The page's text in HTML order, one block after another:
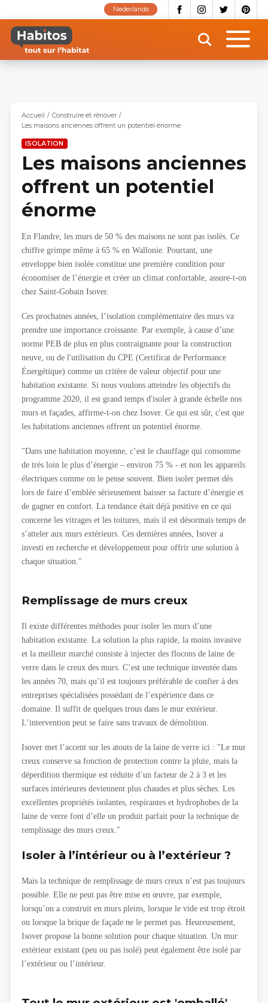
contenu
principal
Nederlands
Accueil
Construire et rénover
Les maisons anciennes offrent un potentiel énorme
ISOLATION
Les maisons anciennes
offrent un potentiel
énorme
En Flandre, les murs de 50 % des maisons ne sont pas isolés. Ce
chiffre grimpe même à 65 % en Wallonie. Pourtant, une
enveloppe bien isolée constitue une première condition pour
économiser de l’énergie et créer un climat confortable, assure-t-on
chez Saint-Gobain Isover.
Ces prochaines années, l’isolation complémentaire des murs va
prendre une importance croissante. Par exemple, à cause d’une
norme PEB de plus en plus contraignante pour la construction
neuve, ou de l'utilisation du CPE (Certificat de Performance
Énergétique) comme un critère de valeur objectif pour une
habitation existante. Si nous voulons atteindre les objectifs du
programme 2020, il est grand temps d'isoler à grande échelle nos
murs et façades, affirme-t-on chez Isover. Ce qui est sûr, c'est que
les habitations anciennes offrent un potentiel énorme.
"Dans une habitation moyenne, c’est le chauffage qui consomme
de très loin le plus d’énergie – environ 75 % - et non les appareils
électriques comme on le pense souvent. Bien isoler permet dès
lors de faire d’emblée sérieusement baisser sa facture d’énergie et
de gagner en confort. La tendance était déjà positive en ce qui
concerne les vitrages et les toitures, mais il est désormais temps de
s’atteler aux murs extérieurs. Ces dernières années, Isover a
investi en recherche et développement pour offrir une solution à
chaque situation."
Remplissage de murs creux
Il existe différentes méthodes pour isoler les murs d’une
habitation existante. La solution la plus rapide, la moins invasive
et la meilleur marché consiste à injecter des flocons de laine de
verre dans le creux des murs. C’est une technique inventée dans
les années 70, mais qu’il est toujours préférable de confier à des
entreprises spécialisées possédant de l’expérience dans ce
domaine. Il suffit de quelques trous dans le mur extérieur.
L’intervention peut se faire sans travaux de démolition.
Isover met l’accent sur les atouts de la laine de verre ici : "Le mur
creux conserve sa fonction de protection contre la pluie, mais la
déperdition thermique est réduite d’un facteur de 2 à 3 et les
surfaces intérieures deviennent plus chaudes et plus sèches. Les
excellentes propriétés isolantes, respirantes et hydrophobes de la
laine de verre font d’elle un produit parfait pour la technique de
remplissage des murs creux."
Isoler à l’intérieur ou à l’extérieur ?
Mais la technique de remplissage de murs creux n’est pas toujours
possible. Elle ne peut pas être mise en œuvre, par exemple,
lorsqu’on a construit en murs pleins, lorsque le vide est trop étroit
ou lorsque la brique de façade ne le permet pas. Heureusement,
Isover propose la bonne solution pour chaque situation. Un mur
extérieur existant (peu ou pas isolé) peut également être isolé par
l’extérieur ou l’intérieur.